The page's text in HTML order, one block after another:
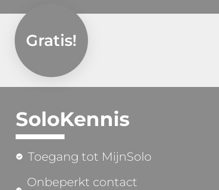
Gratis!
SoloKennis
Toegang tot MijnSolo
Onbeperkt contact